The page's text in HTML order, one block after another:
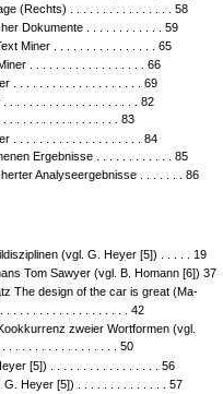
(Rechts) . . . . . . . . . . . . . . . . 58
Dokumente . . . . . . . . . . . . 59
Miner . . . . . . . . . . . . . . . . 65
. . . . . . . . . . . . . . . . . . 66
. . . . . . . . . . . . . . . . . . . . 69
. . . . . . . . . . . . . . . . . . . . 82
. . . . . . . . . . . . . . . . . 83
. . . . . . . . . . . . . . . . . . . . 84
Ergebnisse . . . . . . . . . . . . 85
Analyseergebnisse . . . . . . . 86
(vgl. G. Heyer [5]) . . . . . 19
Tom Sawyer (vgl. B. Homann [6]) 37
The design of the car is great (Ma-
. . . . . . . . . . . . . . . . . . . 42
zweier Wortformen (vgl.
. . . . . . . . . . . . . . . . . 50
[5]) . . . . . . . . . . . . . . . . . 56
Heyer [5]) . . . . . . . . . . . . . . 57